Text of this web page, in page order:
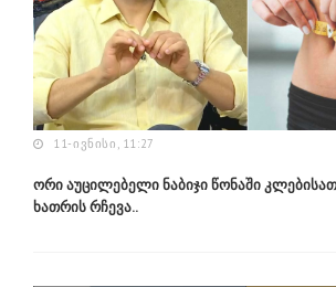
11-ᲘᲕᲜᲘᲡᲘ, 11:27
ორი აუცილებელი ნაბიჯი წონაში
ხათრის რჩევა..